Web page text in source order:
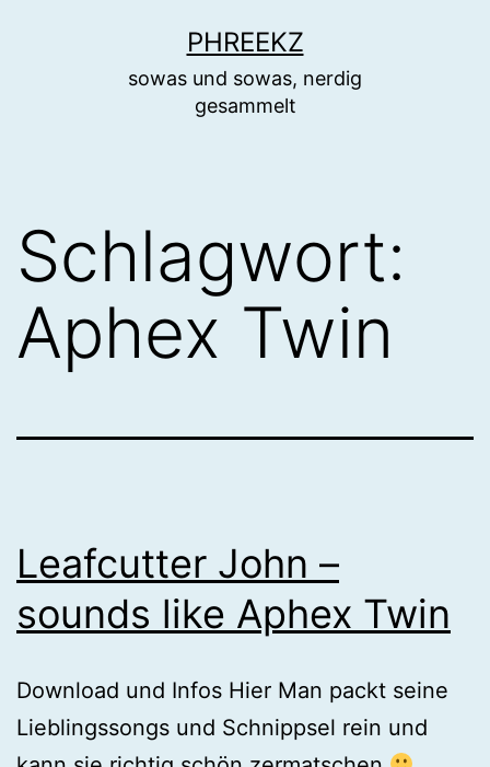
PHREEKZ
sowas und sowas, nerdig
gesammelt
Schlagwort:
Aphex Twin
Leafcutter John –
sounds like Aphex Twin
Download und Infos Hier Man packt seine
Lieblingssongs und Schnippsel rein und